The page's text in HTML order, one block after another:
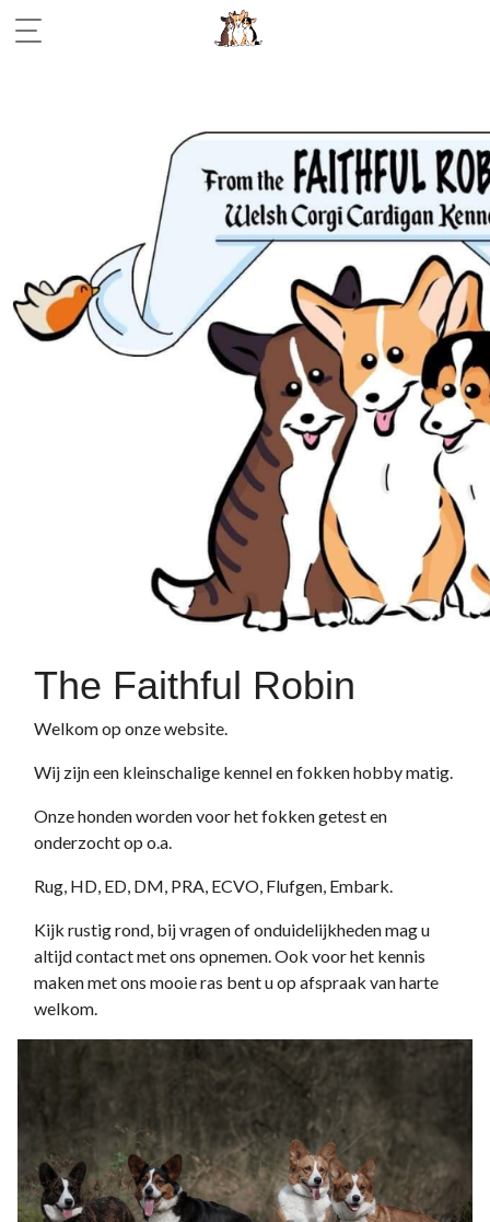
The Faithful Robin
Welkom op onze website.
Wij zijn een kleinschalige kennel en fokken hobby matig.
Onze honden worden voor het fokken getest en
onderzocht op o.a.
Rug, HD, ED, DM, PRA, ECVO, Flufgen, Embark.
Kijk rustig rond, bij vragen of onduidelijkheden mag u
altijd contact met ons opnemen. Ook voor het kennis
maken met ons mooie ras bent u op afspraak van harte
welkom.